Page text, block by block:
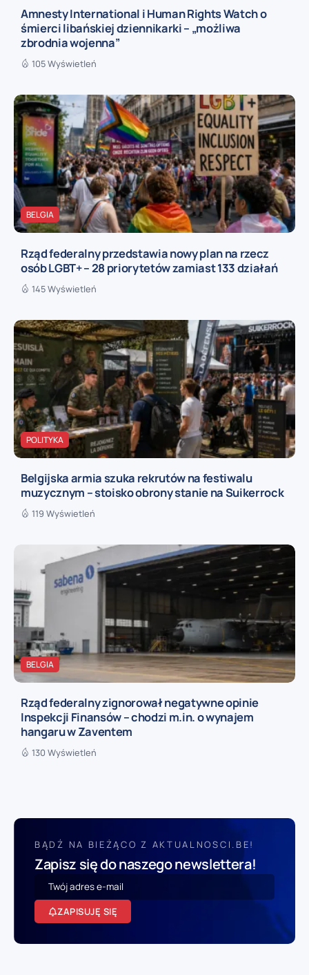
Amnesty International i Human Rights Watch o
śmierci libańskiej dziennikarki – „możliwa
zbrodnia wojenna”
105 Wyświetleń
BELGIA
Rząd federalny przedstawia nowy plan na rzecz
osób LGBT+ – 28 priorytetów zamiast 133 działań
145 Wyświetleń
POLITYKA
Belgijska armia szuka rekrutów na festiwalu
muzycznym – stoisko obrony stanie na Suikerrock
119 Wyświetleń
BELGIA
Rząd federalny zignorował negatywne opinie
Inspekcji Finansów – chodzi m.in. o wynajem
hangaru w Zaventem
130 Wyświetleń
BĄDŹ NA BIEŻĄCO Z AKTUALNOSCI.BE!
Zapisz się do naszego newslettera!
ZAPISUJĘ SIĘ